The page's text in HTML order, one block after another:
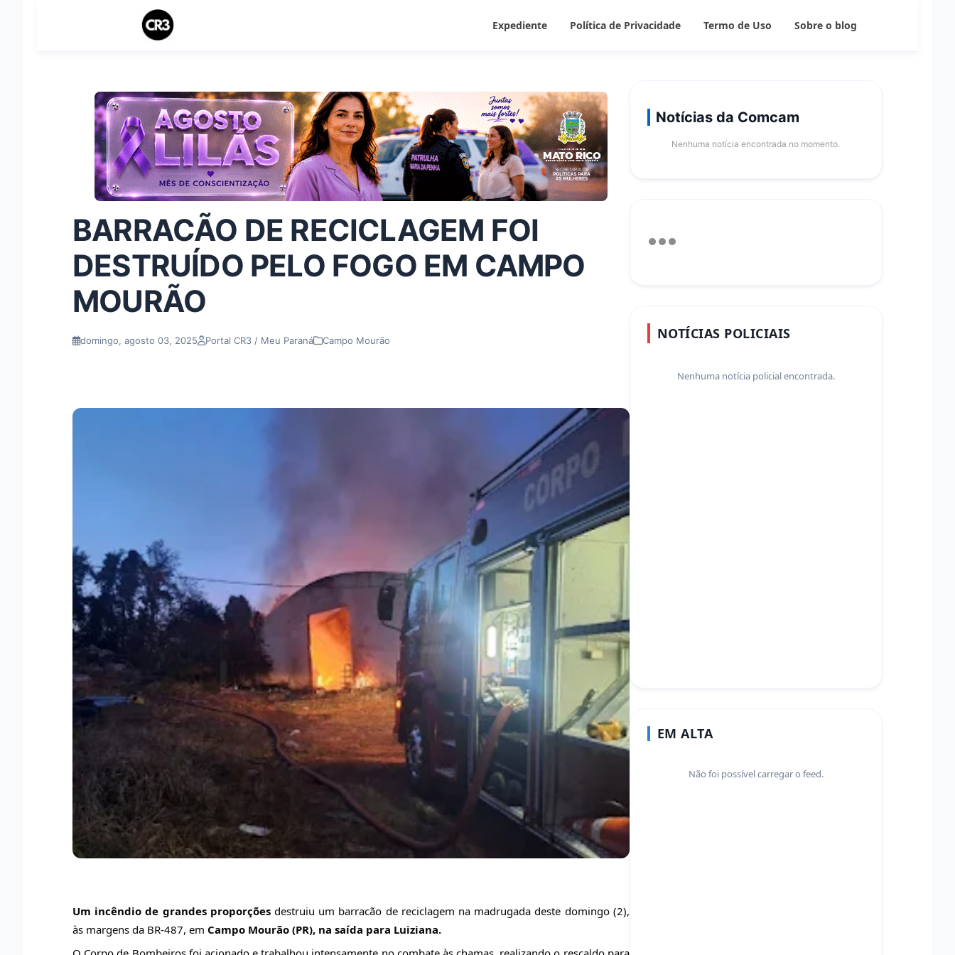
Expediente Política de Privacidade Termo de Uso Sobre o blog
BARRACÃO DE RECICLAGEM FOI
DESTRUÍDO PELO FOGO EM CAMPO
MOURÃO
domingo, agosto 03, 2025 Portal CR3 / Meu Paraná Campo Mourão
Um incêndio de grandes proporções destruiu um barracão de reciclagem na madrugada deste domingo (2),
às margens da BR-487, em Campo Mourão (PR), na saída para Luiziana.
Notícias da Comcam
Nenhuma notícia encontrada no momento.
NOTÍCIAS POLICIAIS
Nenhuma notícia policial encontrada.
EM ALTA
Não foi possível carregar o feed.